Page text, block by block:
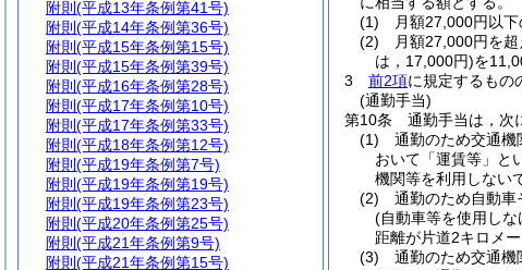
(1)
月額27,000円以
(2)
月額27,000円を
は，17,000円)を
3
前2項に規定するもの
(通勤手当)
第10条
通勤手当は，次
(1)
通勤のため交通機
おいて「運賃等」と
機関等を利用しない
(2)
通勤のため自動車
(自動車等を使用し
距離が片道2キロメ
(3)
通勤のため交通機
附則 (平成13年条例第41号)
附則 (平成14年条例第36号)
附則 (平成15年条例第15号)
附則 (平成15年条例第39号)
附則 (平成16年条例第28号)
附則 (平成17年条例第10号)
附則 (平成17年条例第33号)
附則 (平成18年条例第12号)
附則 (平成19年条例第7号)
附則 (平成19年条例第19号)
附則 (平成19年条例第23号)
附則 (平成20年条例第25号)
附則 (平成21年条例第9号)
附則 (平成21年条例第15号)